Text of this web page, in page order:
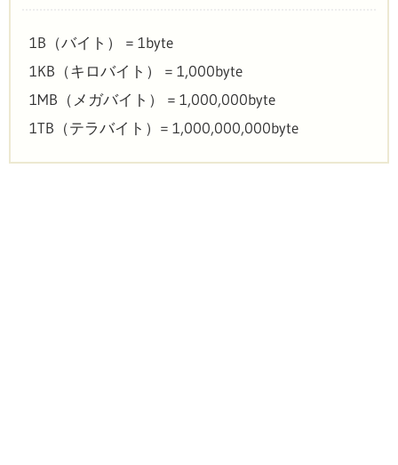
1B（バイト） = 1byte
1KB（キロバイト） = 1,000byte
1MB（メガバイト） = 1,000,000byte
1TB（テラバイト）= 1,000,000,000byte